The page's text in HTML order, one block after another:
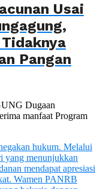
Usai
Pangan
Dugaan
manfaat Program